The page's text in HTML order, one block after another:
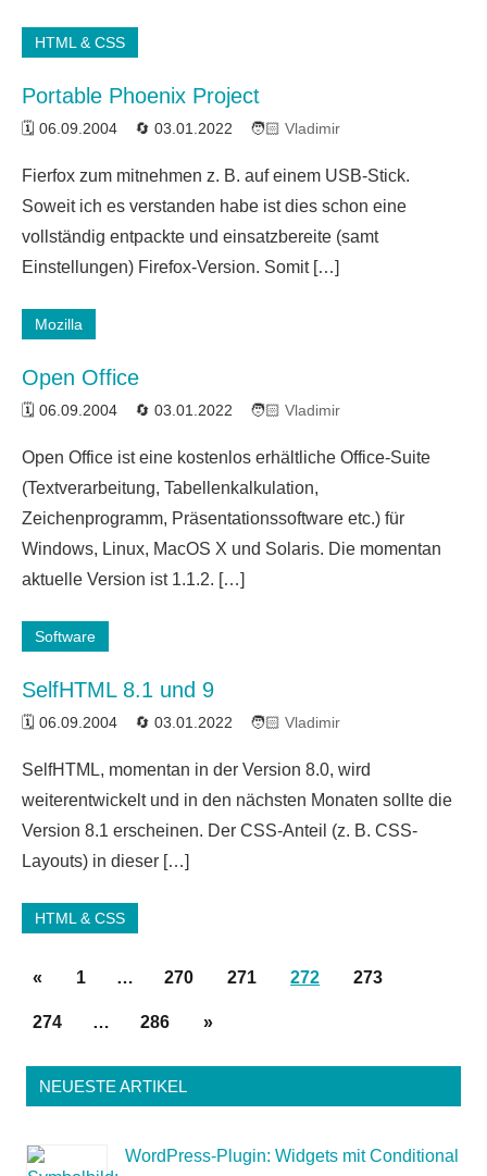
HTML & CSS
Portable Phoenix Project
06.09.2004 03.01.2022 Vladimir
2
Fierfox zum mitnehmen z. B. auf einem USB-Stick.
Soweit ich es verstanden habe ist dies schon eine
vollständig entpackte und einsatzbereite (samt
Einstellungen) Firefox-Version. Somit […]
Mozilla
Open Office
06.09.2004 03.01.2022 Vladimir
3
Open Office ist eine kostenlos erhältliche Office-Suite
(Textverarbeitung, Tabellenkalkulation,
Zeichenprogramm, Präsentationssoftware etc.) für
Windows, Linux, MacOS X und Solaris. Die momentan
aktuelle Version ist 1.1.2. […]
Software
SelfHTML 8.1 und 9
06.09.2004 03.01.2022 Vladimir
2
SelfHTML, momentan in der Version 8.0, wird
weiterentwickelt und in den nächsten Monaten sollte die
Version 8.1 erscheinen. Der CSS-Anteil (z. B. CSS-
Layouts) in dieser […]
HTML & CSS
Seitennummerierung
Beiträge
«Vorherige
1 … 270 271 272 273
274 … 286
Nächste
»
NEUESTE ARTIKEL
WordPress-Plugin: Widgets mit Conditional